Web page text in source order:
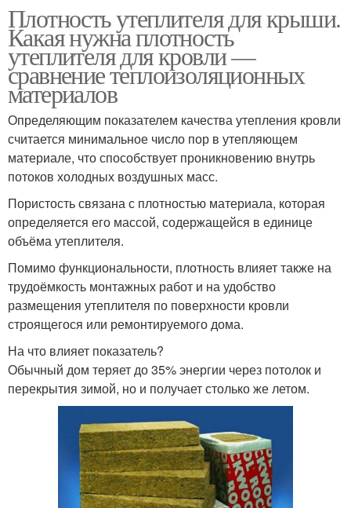
Плотность утеплителя для крыши.
Какая нужна плотность
утеплителя для кровли —
сравнение теплоизоляционных
материалов
Определяющим показателем качества утепления кровли
считается минимальное число пор в утепляющем
материале, что способствует проникновению внутрь
потоков холодных воздушных масс.
Пористость связана с плотностью материала, которая
определяется его массой, содержащейся в единице
объёма утеплителя.
Помимо функциональности, плотность влияет также на
трудоёмкость монтажных работ и на удобство
размещения утеплителя по поверхности кровли
строящегося или ремонтируемого дома.
На что влияет показатель?
Обычный дом теряет до 35% энергии через потолок и
перекрытия зимой, но и получает столько же летом.